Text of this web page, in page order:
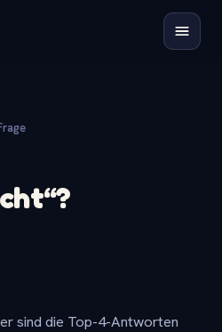
sind die Top-4-Antworten